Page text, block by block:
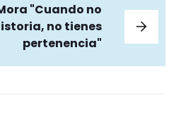
"Cuando no
no tienes
pertenencia"